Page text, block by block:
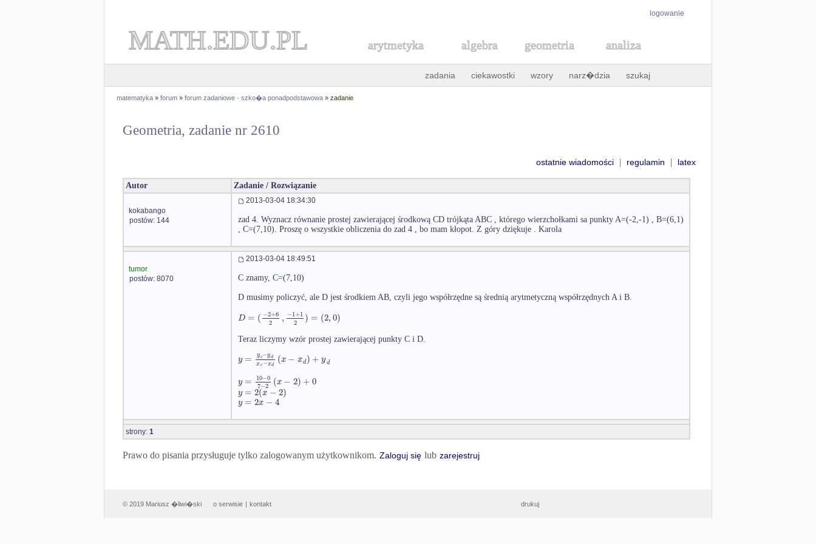
logowanie
MATH.EDU.PL arytmetyka algebra geometria analiza
zadania ciekawostki wzory narz�dzia szukaj
matematyka » forum » forum zadaniowe - szko�a ponadpodstawowa » zadanie
Geometria, zadanie nr 2610
ostatnie wiadomości | regulamin | latex
Autor Zadanie / Rozwiązanie
kokabango
postów: 144
2013-03-04 18:34:30
zad 4. Wyznacz równanie prostej zawierającej środkową CD trójkąta ABC , którego wierzchołkami sa punkty A=(-2,-1) , B=(6,1)
, C=(7,10). Proszę o wszystkie obliczenia do zad 4 , bo mam kłopot. Z góry dziękuje . Karola
tumor
postów: 8070
2013-03-04 18:49:51
C znamy, C=(7,10)
D musimy policzyć, ale D jest środkiem AB, czyli jego współrzędne są średnią arytmetyczną współrzędnych A i B.
D = ( −2+6
2 , −1+1
2 ) = (2,0)
Teraz liczymy wzór prostej zawierającej punkty C i D.
y = yc−yd
xc−xd (x− xd) + yd
y = 10−0
7−2 (x− 2) +0
y = 2(x − 2)
y = 2x − 4
strony: 1
Prawo do pisania przysługuje tylko zalogowanym użytkownikom. Zaloguj się lub zarejestruj
© 2019 Mariusz �liwi�ski o serwisie | kontakt drukuj